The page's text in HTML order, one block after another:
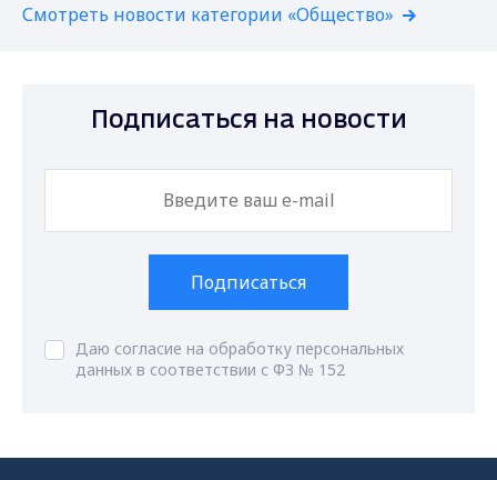
Смотреть новости категории «Общество»
Подписаться на новости
Подписаться
Даю согласие на обработку персональных
данных в соответствии с ФЗ № 152